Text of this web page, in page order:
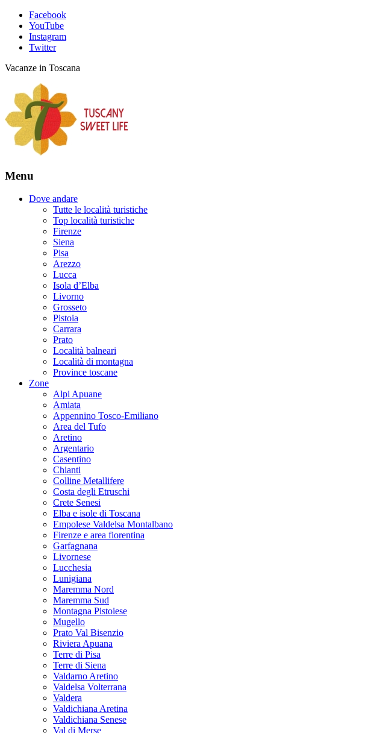
Facebook
YouTube
Instagram
Twitter
Vacanze in Toscana
Menu
Dove andare
Tutte le località turistiche
Top località turistiche
Firenze
Siena
Pisa
Arezzo
Lucca
Isola d’Elba
Livorno
Grosseto
Pistoia
Carrara
Prato
Località balneari
Località di montagna
Province toscane
Zone
Alpi Apuane
Amiata
Appennino Tosco-Emiliano
Area del Tufo
Aretino
Argentario
Casentino
Chianti
Colline Metallifere
Costa degli Etruschi
Crete Senesi
Elba e isole di Toscana
Empolese Valdelsa Montalbano
Firenze e area fiorentina
Garfagnana
Livornese
Lucchesia
Lunigiana
Maremma Nord
Maremma Sud
Montagna Pistoiese
Mugello
Prato Val Bisenzio
Riviera Apuana
Terre di Pisa
Terre di Siena
Valdarno Aretino
Valdelsa Volterrana
Valdera
Valdichiana Aretina
Valdichiana Senese
Val di Merse